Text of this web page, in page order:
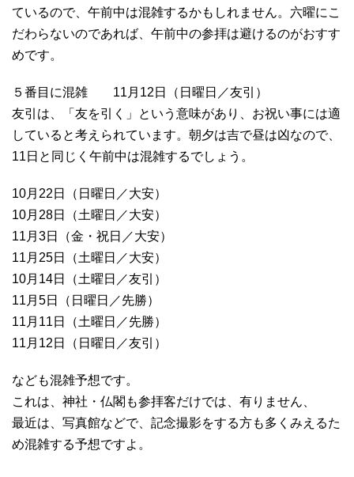
ているので、午前中は混雑するかもしれません。六曜にこ
だわらないのであれば、午前中の参拝は避けるのがおすす
めです。
５番目に混雑 11月12日（日曜日／友引）
友引は、「友を引く」という意味があり、お祝い事には適
していると考えられています。朝夕は吉で昼は凶なので、
11日と同じく午前中は混雑するでしょう。
10月22日（日曜日／大安）
10月28日（土曜日／大安）
11月3日（金・祝日／大安）
11月25日（土曜日／大安）
10月14日（土曜日／友引）
11月5日（日曜日／先勝）
11月11日（土曜日／先勝）
11月12日（日曜日／友引）
なども混雑予想です。
これは、神社・仏閣も参拝客だけでは、有りません、
最近は、写真館などで、記念撮影をする方も多くみえるた
め混雑する予想ですよ。